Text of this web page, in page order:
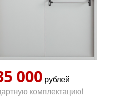
000 рублей
комплектацию!